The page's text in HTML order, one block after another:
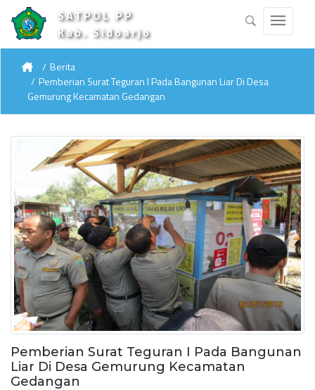
SATPOL PP
Kab. Sidoarjo
Berita
Pemberian Surat Teguran I Pada Bangunan Liar Di Desa
Gemurung Kecamatan Gedangan
Pemberian Surat Teguran I Pada Bangunan
Liar Di Desa Gemurung Kecamatan
Gedangan